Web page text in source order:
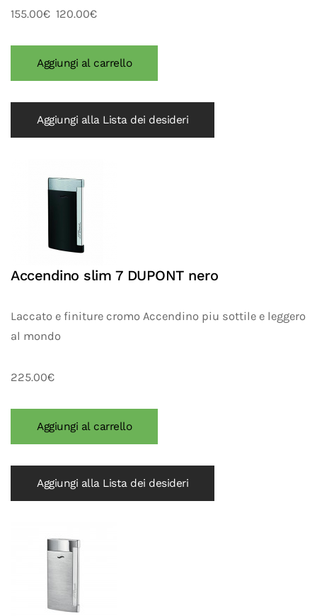
155.00€ 120.00€
Aggiungi alla Lista dei desideri
Accendino slim 7 DUPONT nero
Laccato e finiture cromo Accendino piu sottile e leggero
al mondo
225.00€
Aggiungi alla Lista dei desideri